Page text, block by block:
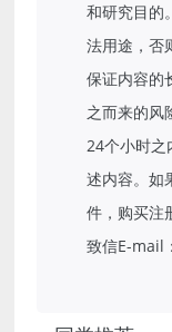
和研究目的
法用途，否
保证内容的
之而来的风
24个小时之
述内容。如
件，购买注
致信E-mail